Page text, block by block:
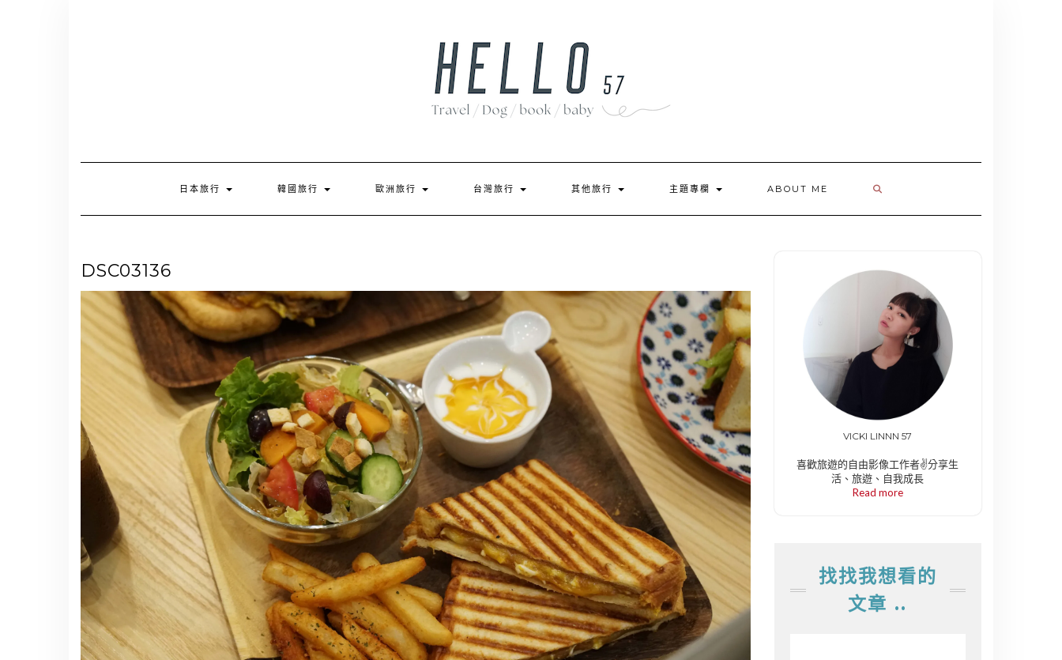
日本旅行 韓國旅行 歐洲旅行 台灣旅行 其他旅行 主題專欄 ABOUT ME
DSC03136
VICKI LINNN 57
喜歡旅遊的自由影像工作者✌️分享生
活、旅遊、自我成長
Read more
找找我想看的
文章 ..